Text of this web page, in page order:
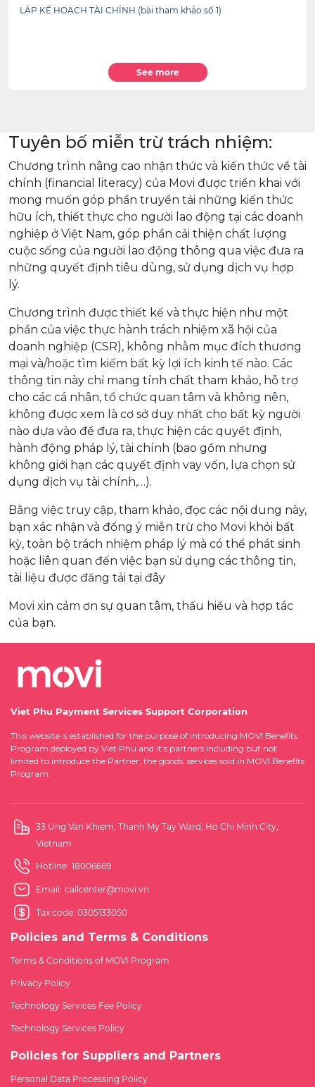
LẬP KẾ HOẠCH TÀI CHÍNH (bài tham khảo số 1)
See more
Tuyên bố miễn trừ trách nhiệm:
Chương trình nâng cao nhận thức và kiến thức về tài
chính (financial literacy) của Movi được triển khai với
mong muốn góp phần truyền tải những kiến thức
hữu ích, thiết thực cho người lao động tại các doanh
nghiệp ở Việt Nam, góp phần cải thiện chất lượng
cuộc sống của người lao động thông qua việc đưa ra
những quyết định tiêu dùng, sử dụng dịch vụ hợp
lý.
Chương trình được thiết kế và thực hiện như một
phần của việc thực hành trách nhiệm xã hội của
doanh nghiệp (CSR), không nhằm mục đích thương
mại và/hoặc tìm kiếm bất kỳ lợi ích kinh tế nào. Các
thông tin này chỉ mang tính chất tham khảo, hỗ trợ
cho các cá nhân, tổ chức quan tâm và không nên,
không được xem là cơ sở duy nhất cho bất kỳ người
nào dựa vào để đưa ra, thực hiện các quyết định,
hành động pháp lý, tài chính (bao gồm nhưng
không giới hạn các quyết định vay vốn, lựa chọn sử
dụng dịch vụ tài chính,…).
Bằng việc truy cập, tham khảo, đọc các nội dung này,
bạn xác nhận và đồng ý miễn trừ cho Movi khỏi bất
kỳ, toàn bộ trách nhiệm pháp lý mà có thể phát sinh
hoặc liên quan đến việc bạn sử dụng các thông tin,
tài liệu được đăng tải tại đây
Movi xin cảm ơn sự quan tâm, thấu hiểu và hợp tác
của bạn.
Viet Phu Payment Services Support Corporation
This website is established for the purpose of introducing MOVI Benefits
Program deployed by Viet Phu and it's partners including but not
limited to introduce the Partner, the goods, services sold in MOVI Benefits
Program.
33 Ung Van Khiem, Thanh My Tay Ward, Ho Chi Minh City,
Vietnam
Hotline: 18006669
Email: callcenter@movi.vn
Tax code: 0305133050
Policies and Terms & Conditions
Terms & Conditions of MOVI Program
Privacy Policy
Technology Services Fee Policy
Technology Services Policy
Policies for Suppliers and Partners
Personal Data Processing Policy